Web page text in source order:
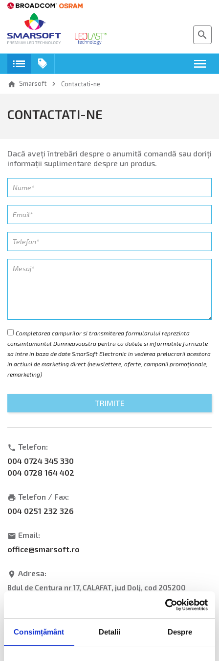
Consimțământ Detalii Despre
search
toc menu
home Smarsoft keyboard_arrow_right Contactati-ne
CONTACTATI-NE
Dacă aveţi întrebări despre o anumită comandă sau doriţi
informaţii suplimentare despre un produs.
Completarea campurilor si transmiterea formularului reprezinta
consimtamantul Dumneavoastra pentru ca datele si informatiile furnizate
sa intre in baza de date SmarSoft Electronic in vederea prelucrarii acestora
in actiuni de marketing direct (newslettere, oferte, campanii promoționale,
remarketing)
phone Telefon:
004 0724 345 330
004 0728 164 402
print Telefon / Fax:
004 0251 232 326
email Email:
office@smarsoft.ro
place Adresa:
Bdul de Centura nr 17, CALAFAT, jud Dolj, cod 205200